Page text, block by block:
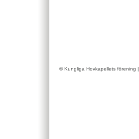
© Kungliga Hovkapellets förening |